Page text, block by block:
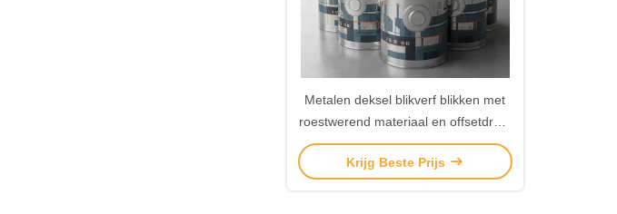
Metalen deksel blikverf blikken met
roestwerend materiaal en offsetdruk,
perfect voor industriële verpakkingen
Krijg Beste Prijs